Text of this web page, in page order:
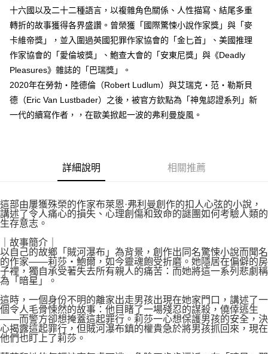
※ 交易是否成功請以「AFTEE先享後付 」之結帳頁面顯示為準，若有關於
是否繳費成功／繳費後需取消欲退款等相關疑問，請聯繫「AFTEE先享後付
【注意事項】
１．透過由恩沛科技股份有限公司提供之「AFTEE先享後付」服務完成之交
易，需依本服務之必要範圍內提供個人資料，並將交易相關給付款項請求債
權轉讓予恩沛科技股份有限公司。
２．關於個人資料處理事宜，請瀏覽以下網址：
３．未成年的使用者請事先徵得法定代理人或監護人之同意方可使用
時審查核予不同之上限額度；若仍有額度不足之情形，本公司將視審查結果
請求用戶進行身份認證。
５．嚴禁一人註冊多個帳號或使用他人資訊註冊。若發現惡意使用之情形，
付款後萊爾富取貨
每筆NT$80，滿NT$500(含以上)免運費
7-11取貨付款
每筆NT$80，滿NT$500(含以上)免運費
付款後7-11取貨
每筆NT$80，滿NT$500(含以上)免運費
十六國以及二十二種語言，以複雜角色關係、人性描寫、結尾多重
轉折的故事獲得各界盛讚。曾榮獲「國際驚悚小說作家獎」與「麥
卡維帝獎」，並入圍過英國犯罪作家協會的「金匕首」、美國推理
作家協會的「愛倫坡獎」、鮑查大會的「安東尼獎」與《Deadly
Pleasures》雜誌的「巴瑞獎」。
2020年在勞勃‧陸德倫（Robert Ludlum）與艾瑞克‧范‧勒斯貝
德（Eric Van Lustbader）之後，被官方欽點為「神鬼認證系列」新
一代的續寫作者，，在歐美掀起一波的弗利曼旋風。
詳細說明 相關推薦
這部由屢獲殊榮的作家布萊恩·弗利曼創作的扣人心弦的小說，
講述了令人痛心的損失、心理創傷和致命的謎團如何考驗人類的
生存意志。
｜故事簡介｜
以自己的故鄉「賊河瀑布」為背景，創作出同名驚悚小說而聞名
的作家——莉莎・鮑爾，如今靈魂飽受折磨。她隱居在偏僻的房
子裡，獨自承受著失去所有親人的痛苦：而她將這一系列悲劇稱
為「暗星」。
這時，一個身份不明的離家出走男孩出現在她家門口，講述了一
個令人毛骨悚然的故事：他目睹了一場殘忍的謀殺，僥倖逃生
——而警方卻想掩蓋這起罪行。莉莎一心想保護男孩的安全，決
心揭露這起罪行，但賊河瀑布鎮的權貴急於將男孩抓回來，現在
他們也盯上了莉莎。